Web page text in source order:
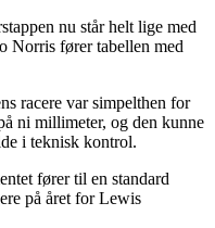
nu står helt lige med
Norris fører tabellen med
racere var simpelthen for
ni millimeter, og den kunne
i teknisk kontrol.
fører til en standard
på året for Lewis